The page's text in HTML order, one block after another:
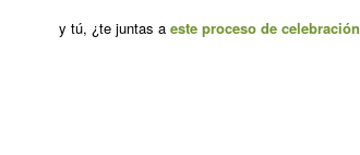
y tú, ¿te juntas aeste proceso de celebración